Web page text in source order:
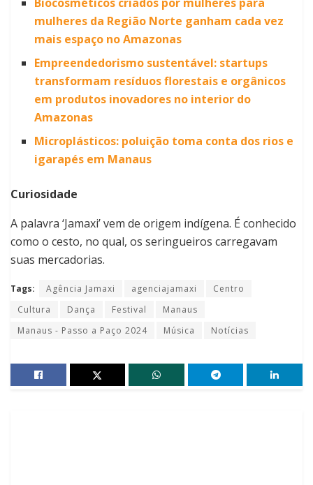
Biocosméticos criados por mulheres para
mulheres da Região Norte ganham cada vez
mais espaço no Amazonas
Empreendedorismo sustentável: startups
transformam resíduos florestais e orgânicos
em produtos inovadores no interior do
Amazonas
Microplásticos: poluição toma conta dos rios e
igarapés em Manaus
Curiosidade
A palavra ‘Jamaxi’ vem de origem indígena. É conhecido
como o cesto, no qual, os seringueiros carregavam
suas mercadorias.
Tags: Agência Jamaxi agenciajamaxi
Centro
Cultura
Dança Festival
Manaus
Manaus - Passo a Paço 2024
Música Notícias